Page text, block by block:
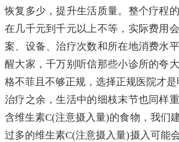
恢复多少，提升生活质量。整个疗程
在几千元到千元以上不等，实际费用
案、设备、治疗次数和所在地消费水
醒大家，千万别听信那些小诊所的夸
格不菲且不够正规，选择正规医院才是
治疗之余，生活中的细枝末节也同样
含维生素C(注意摄入量)的食物，我们
过多的维生素C(注意摄入量)摄入可能